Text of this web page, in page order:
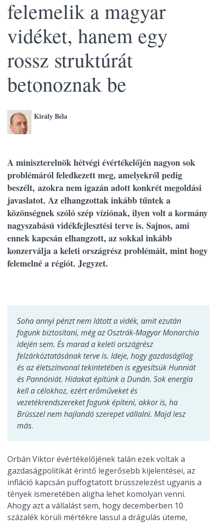
felemelik a magyar
vidéket, hanem egy
rossz struktúrát
betonoznak be
Király Béla
A miniszterelnök hétvégi évértékelőjén nagyon sok
problémáról feledkezett meg, amelyekről pedig
beszélt, azokra nem igazán adott konkrét megoldási
javaslatot. Az elhangzottak inkább tűntek a
közönségnek szóló szép víziónak, ilyen volt a kormány
nagyszabású vidékfejlesztési terve is. Sajnos, ami
ennek kapcsán elhangzott, az sokkal inkább
konzerválja a keleti országrész problémáit, mint hogy
felemelné a régiót. Jegyzet.
Soha annyi pénzt nem látott a vidék, amit ezután
fogunk biztosítani, még az Osztrák-Magyar Monarchia
idején sem. És marad a keleti országrész
felzárkóztatásának terve is. Ideje, hogy gazdaságilag
és az életszínvonal tekintetében is egyesítsük Hunniát
és Pannóniát. Hidakat építünk a Dunán. Sok energia
kell a célokhoz, ezért erőműveket és
vezetékrendszereket fogunk építeni, akkor is, ha
Brüsszel nem hajlandó szerepet vállalni. Majd lesz
más.
Orbán Viktor évértékelőjének talán ezek voltak a
gazdaságpolitikát érintő legerősebb kijelentései, az
infláció kapcsán puffogtatott brüsszelezést ugyanis a
tények ismeretében aligha lehet komolyan venni.
Ahogy azt a vállalást sem, hogy decemberben 10
százalék körüli mértékre lassul a drágulás üteme,